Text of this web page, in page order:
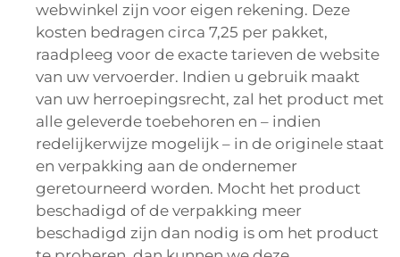
webwinkel zijn voor eigen rekening. Deze
kosten bedragen circa 7,25 per pakket,
raadpleeg voor de exacte tarieven de website
van uw vervoerder. Indien u gebruik maakt
van uw herroepingsrecht, zal het product met
alle geleverde toebehoren en – indien
redelijkerwijze mogelijk – in de originele staat
en verpakking aan de ondernemer
geretourneerd worden. Mocht het product
beschadigd of de verpakking meer
beschadigd zijn dan nodig is om het product